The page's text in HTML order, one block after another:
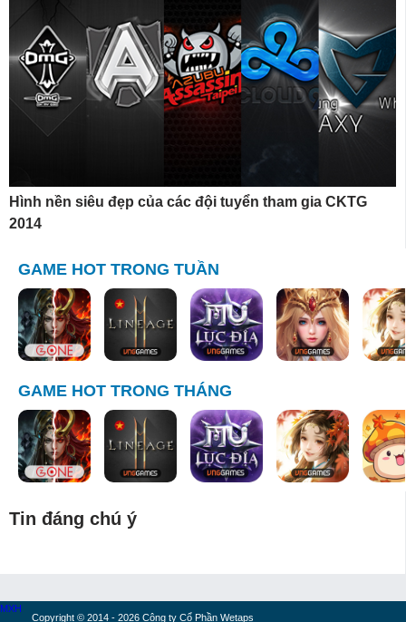
Hình nền siêu đẹp của các đội tuyển tham gia CKTG
2014
GAME HOT TRONG TUẦN
GAME HOT TRONG THÁNG
Tin đáng chú ý
Copyright © 2014 - 2026 Công ty Cổ Phần Wetaps
MXH